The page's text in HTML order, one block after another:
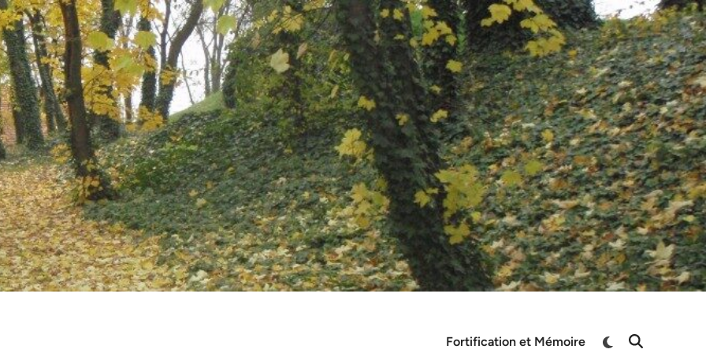
Fortification et Mémoire
Switch
Open